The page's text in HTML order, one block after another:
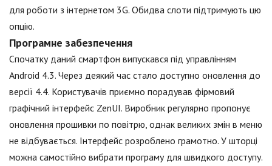
для роботи з інтернетом 3G. Обидва слоти підтримують цю
опцію.
Програмне забезпечення
Спочатку даний смартфон випускався під управлінням
Android 4.3. Через деякий час стало доступно оновлення до
версії 4.4. Користувачів приємно порадував фірмовий
графічний інтерфейс ZenUI. Виробник регулярно пропонує
оновлення прошивки по повітрю, однак великих змін в меню
не відбувається. Інтерфейс розроблено грамотно. У шторці
можна самостійно вибрати програму для швидкого доступу.